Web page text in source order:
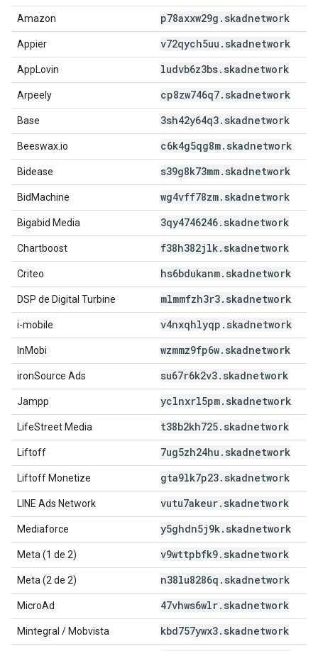
Amazon p78axxw29g . skadnetwork
Appier v72qych5uu . skadnetwork
AppLovin ludvb6z3bs. skadnetwork
Arpeely cp8zw746q7. skadnetwork
Base 3sh42y64q3. skadnetwork
Beeswax.io c6k4g5qg8m. skadnetwork
Bidease s39g8k73mm. skadnetwork
BidMachine wg4vff78zm. skadnetwork
Bigabid Media 3qy4746246. skadnetwork
Chartboost f38h382jlk. skadnetwork
Criteo hs6bdukanm. skadnetwork
DSP de Digital Turbine mlmmfzh3r3. skadnetwork
i-mobile v4nxqhlyqp . skadnetwork
InMobi wzmmz9fp6w. skadnetwork
ironSource Ads su67r6k2v3. skadnetwork
Jampp yclnxrl5pm. skadnetwork
LifeStreet Media t38b2kh725. skadnetwork
Liftoff 7ug5zh24hu . skadnetwork
Liftoff Monetize gta9lk7p23. skadnetwork
LINE Ads Network vutu7akeur. skadnetwork
Mediaforce y5ghdn5j9k. skadnetwork
Meta (1 de 2) v9wttpbfk9. skadnetwork
Meta (2 de 2) n38lu8286q . skadnetwork
MicroAd 47vhws6wlr. skadnetwork
Mintegral / Mobvista kbd757ywx3. skadnetwork